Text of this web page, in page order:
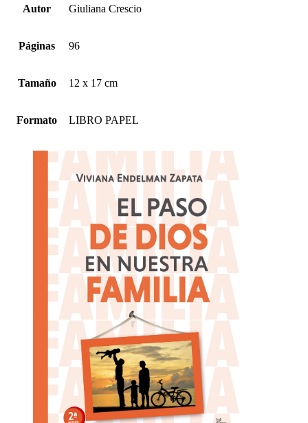
Autor Giuliana Crescio
Páginas 96
Tamaño 12 x 17 cm
Formato LIBRO PAPEL